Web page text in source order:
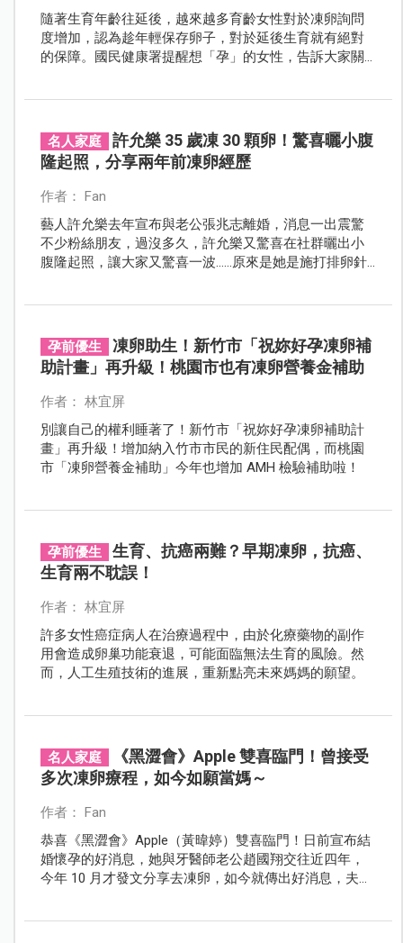
隨著生育年齡往延後，越來越多育齡女性對於凍卵詢問
度增加，認為趁年輕保存卵子，對於延後生育就有絕對
的保障。國民健康署提醒想「孕」的女性，告訴大家關
名人家庭
許允樂 35 歲凍 30 顆卵！驚喜曬小腹
隆起照，分享兩年前凍卵經歷
作者： Fan
藝人許允樂去年宣布與老公張兆志離婚，消息一出震驚
不少粉絲朋友，過沒多久，許允樂又驚喜在社群曬出小
腹隆起照，讓大家又驚喜一波……原來是她是施打排卵針
孕前優生
凍卵助生！新竹市「祝妳好孕凍卵補
助計畫」再升級！桃園市也有凍卵營養金補助
作者： 林宜屏
別讓自己的權利睡著了！新竹市「祝妳好孕凍卵補助計
畫」再升級！增加納入竹市市民的新住民配偶，而桃園
市「凍卵營養金補助」今年也增加 AMH 檢驗補助啦！
孕前優生
生育、抗癌兩難？早期凍卵，抗癌、
生育兩不耽誤！
作者： 林宜屏
許多女性癌症病人在治療過程中，由於化療藥物的副作
用會造成卵巢功能衰退，可能面臨無法生育的風險。然
而，人工生殖技術的進展，重新點亮未來媽媽的願望。
名人家庭
《黑澀會》Apple 雙喜臨門！曾接受
多次凍卵療程，如今如願當媽～
作者： Fan
恭喜《黑澀會》Apple（黃暐婷）雙喜臨門！日前宣布結
婚懷孕的好消息，她與牙醫師老公趙國翔交往近四年，
今年 10 月才發文分享去凍卵，如今就傳出好消息，夫妻